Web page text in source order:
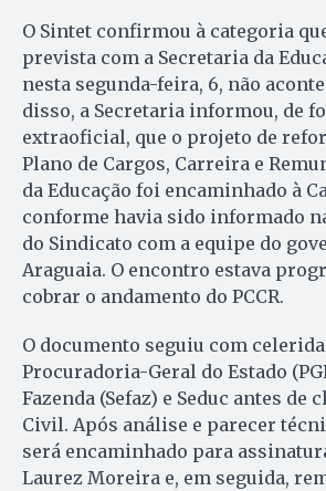
O Sintet confirmou à categoria
prevista com a Secretaria da
nesta segunda-feira, 6, não
disso, a Secretaria informou, de
extraoficial, que o projeto de
Plano de Cargos, Carreira e
da Educação foi encaminhado à
conforme havia sido informado
do Sindicato com a equipe do
Araguaia. O encontro estava
cobrar o andamento do PCCR.
O documento seguiu com
Procuradoria-Geral do Estado
Fazenda (Sefaz) e Seduc antes de
Civil. Após análise e parecer
será encaminhado para
Laurez Moreira e, em seguida,